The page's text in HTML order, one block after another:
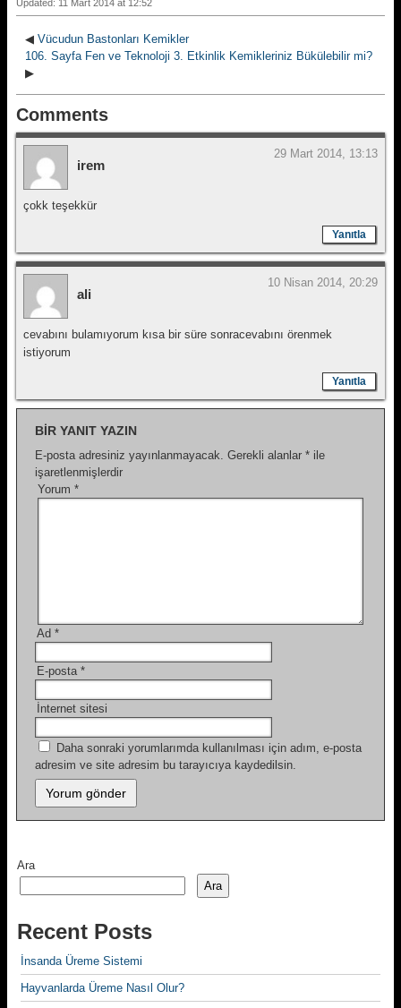
Updated: 11 Mart 2014 at 12:52
◀ Vücudun Bastonları Kemikler
106. Sayfa Fen ve Teknoloji 3. Etkinlik Kemikleriniz Bükülebilir mi?
▶
Comments
irem
29 Mart 2014, 13:13
çokk teşekkür
Yanıtla
ali
10 Nisan 2014, 20:29
cevabını bulamıyorum kısa bir süre sonracevabını örenmek
istiyorum
Yanıtla
BIR YANIT YAZIN
E-posta adresiniz yayınlanmayacak. Gerekli alanlar * ile
işaretlenmişlerdir
Yorum *
Ad *
E-posta *
İnternet sitesi
Daha sonraki yorumlarımda kullanılması için adım, e-posta
adresim ve site adresim bu tarayıcıya kaydedilsin.
Ara
Ara
Recent Posts
İnsanda Üreme Sistemi
Hayvanlarda Üreme Nasıl Olur?